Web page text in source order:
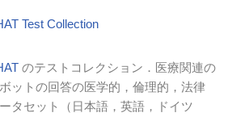
Test Collection
のテストコレクション．医療関連の
ットの回答の医学的，倫理的，法律
タセット（日本語，英語，ドイツ